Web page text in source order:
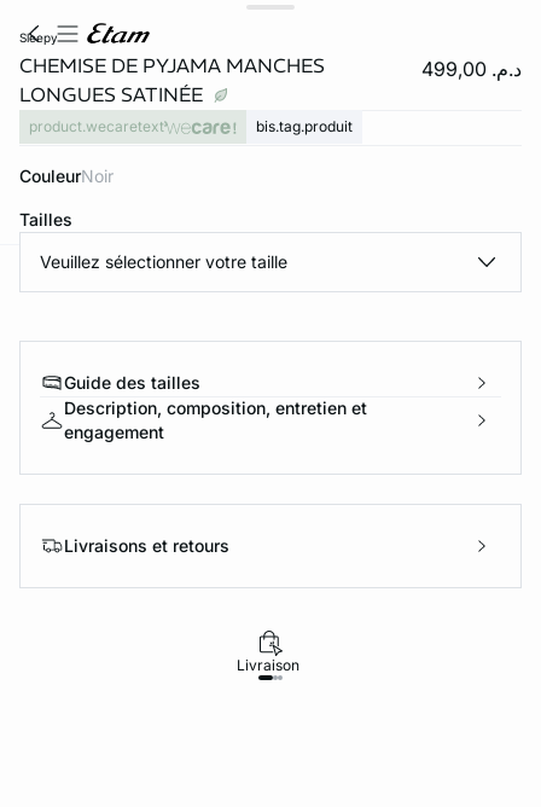
sleepy
CHEMISE DE PYJAMA MANCHES
LONGUES SATINÉE
د.م. 499,00
product.wecaretext bis.tag.produit
Couleur noir
Tailles
Veuillez sélectionner votre taille
Guide des tailles
Description, composition, entretien et
engagement
Livraisons et retours
Livraison